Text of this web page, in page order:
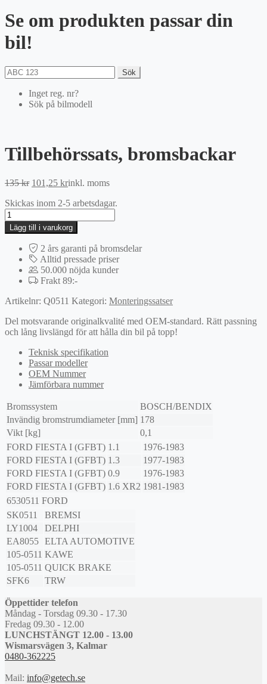
Se om produkten passar din
bil!
Sök
Inget reg. nr?
Sök på bilmodell
Tillbehörssats, bromsbackar
135kr Det
priset
135 kr.
101,25 krDet
priset
101,25 kr.
inkl. moms
Skickas inom 2-5 arbetsdagar.
Tillbehörssats,
bromsbackar
mängd
Lägg till i varukorg
2 års garanti på bromsdelar
Alltid pressade priser
50.000 nöjda kunder
Frakt 89:-
Artikelnr: Q0511 Kategori: Monteringssatser
Del motsvarande originalkvalité med OEM-standard. Rätt passning
och lång livslängd för att hålla din bil på topp!
Teknisk specifikation
Passar modeller
OEM Nummer
Jämförbara nummer
Bromssystem
BOSCH/BENDIX
Invändig bromstrumdiameter [mm] 178
Vikt [kg]
0,1
FORD FIESTA I (GFBT) 1.1
1976-1983
FORD FIESTA I (GFBT) 1.3
1977-1983
FORD FIESTA I (GFBT) 0.9
1976-1983
FORD FIESTA I (GFBT) 1.6 XR2 1981-1983
6530511 FORD
SK0511
BREMSI
LY1004
DELPHI
EA8055 ELTA AUTOMOTIVE
105-0511 KAWE
105-0511 QUICK BRAKE
SFK6
TRW
Öppettider telefon
Måndag - Torsdag 09.30 - 17.30
Fredag 09.30 - 12.00
LUNCHSTÄNGT 12.00 - 13.00
Wismarsvägen 3, Kalmar
0480-362225
Mail: info@getech.se